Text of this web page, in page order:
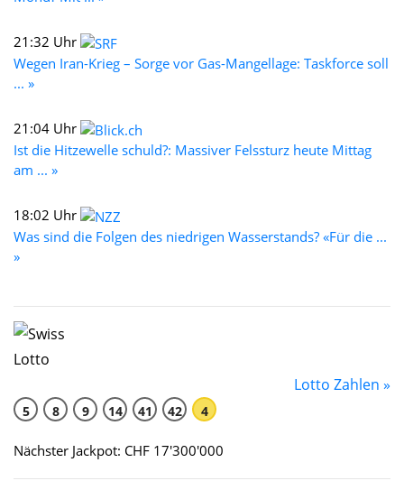
21:32 Uhr
Wegen Iran-Krieg – Sorge vor Gas-Mangellage: Taskforce soll
... »
21:04 Uhr
Ist die Hitzewelle schuld?: Massiver Felssturz heute Mittag
am ... »
18:02 Uhr
Was sind die Folgen des niedrigen Wasserstands? «Für die ...
»
Lotto Zahlen »
5 8 9 14 41 42 4
Nächster Jackpot: CHF 17'300'000